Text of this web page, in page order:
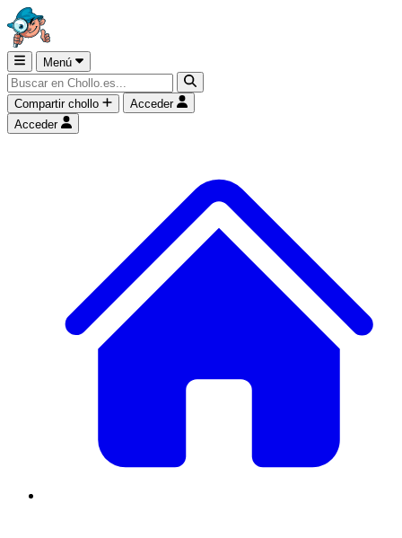
Menú
Compartir chollo
Acceder
Acceder